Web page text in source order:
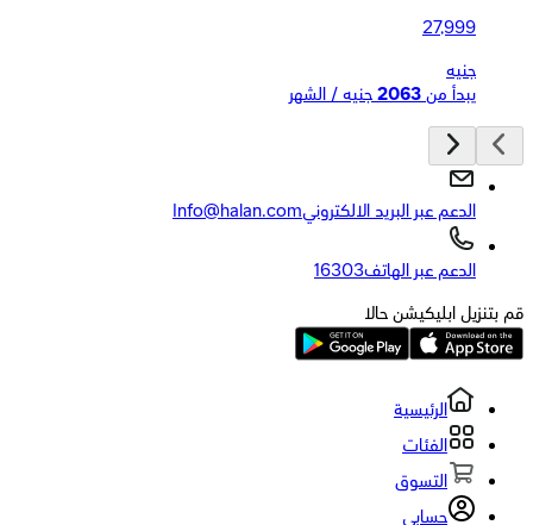
27,999
جنيه
يبدأ من 2063 جنيه / الشهر
الدعم عبر البريد الالكترونيInfo@halan.com
الدعم عبر الهاتف16303
قم بتنزيل ابليكيشن حالا
الرئيسية
الفئات
التسوق
حسابي